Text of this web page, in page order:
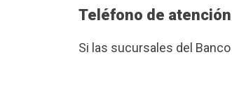
Teléfono de
Si las sucursales del